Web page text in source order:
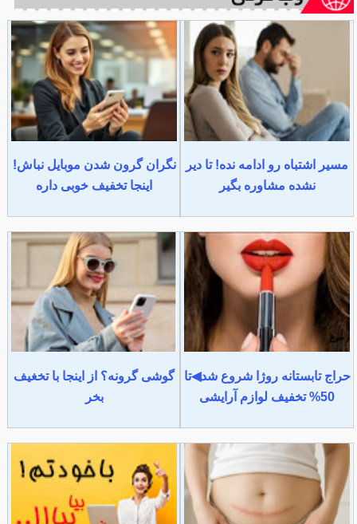
مسیر اشتباه رو ادامه نده! تا دیر
نشده مشاوره بگیر
نگران گرون شدن موبایل نباش!
اینجا تخفیف خوبی داره
حراج تابستانه روژا شروع شد◀تا
50% تخفیف لوازم آرایشی
گوشی گرونه؟ از اینجا با تخغیف
بخر